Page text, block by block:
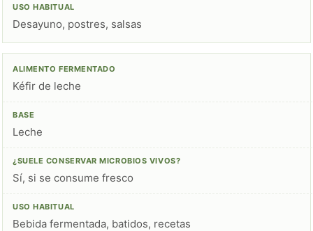
Desayuno, postres, salsas
Kéfir de leche
Leche
Sí, si se consume fresco
Bebida fermentada, batidos, recetas